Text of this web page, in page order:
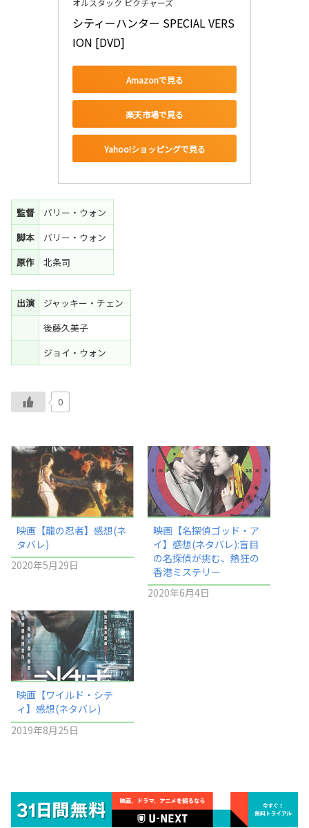
オルスタック ピクチャーズ
シティーハンター SPECIAL VERS
ION [DVD]
Amazonで見る
楽天市場で見る
Yahoo!ショッピングで見る
監督
バリー・ウォン
脚本
バリー・ウォン
原作
北条司
出演
ジャッキー・チェン
後藤久美子
ジョイ・ウォン
0
映画【龍の忍者】感想(ネ
タバレ)
2020年5月29日
映画【名探偵ゴッド・ア
イ】感想(ネタバレ):盲目
の名探偵が挑む、熱狂の
香港ミステリー
2020年6月4日
映画【ワイルド・シテ
ィ】感想(ネタバレ)
2019年8月25日